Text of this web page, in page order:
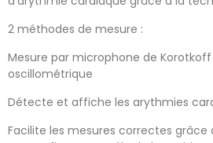
2 méthodes de mesure :
Mesure par microphone de
oscillométrique
Détecte et affiche les arythmies
Facilite les mesures correctes grâce